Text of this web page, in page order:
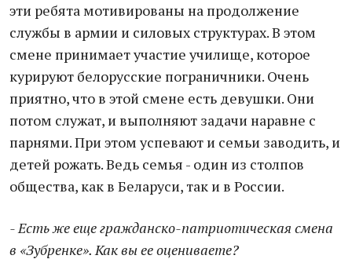
эти ребята мотивированы на продолжение
службы в армии и силовых структурах. В этом
смене принимает участие училище, которое
курируют белорусские пограничники. Очень
приятно, что в этой смене есть девушки. Они
потом служат, и выполняют задачи наравне с
парнями. При этом успевают и семьи заводить, и
детей рожать. Ведь семья - один из столпов
общества, как в Беларуси, так и в России.
- Есть же еще гражданско-патриотическая смена
в «Зубренке». Как вы ее оцениваете?